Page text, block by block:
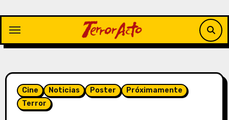
contenido
Cine Noticias Poster
Próximamente
Terror